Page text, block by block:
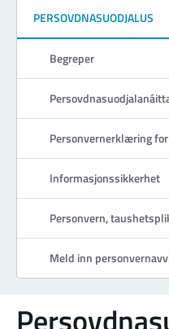
PERSOVDNASUODJALUS
Begreper
Personvernerklæring
Informasjonssikkerhet
Personvern,
Meld inn